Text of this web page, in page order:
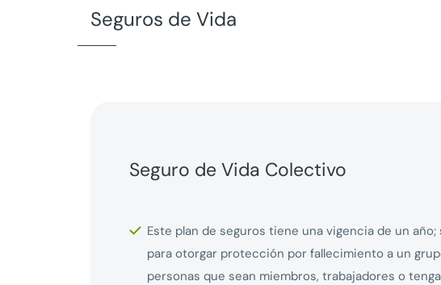
Seguros de Vida
Seguro de Vida Colectivo
Este plan de seguros tiene una vigencia de un año;
para otorgar protección por fallecimiento a un
personas que sean miembros, trabajadores o